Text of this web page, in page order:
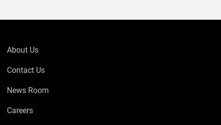
About Us
Contact Us
News Room
Careers